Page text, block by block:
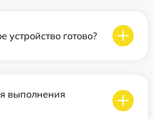
устройство готово?
выполнения